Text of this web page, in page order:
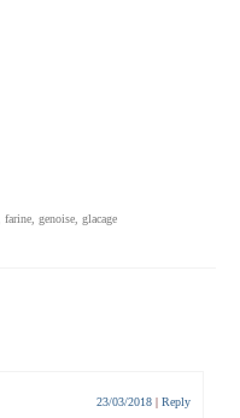
farine genoise glacage
23/03/2018 | Reply